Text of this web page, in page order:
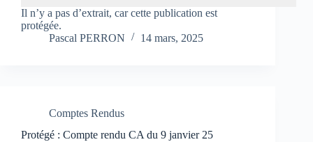
Il n’y a pas d’extrait, car cette publication est
protégée.
Pascal PERRON
14 mars, 2025
Comptes Rendus
Protégé : Compte rendu CA du 9 janvier 25